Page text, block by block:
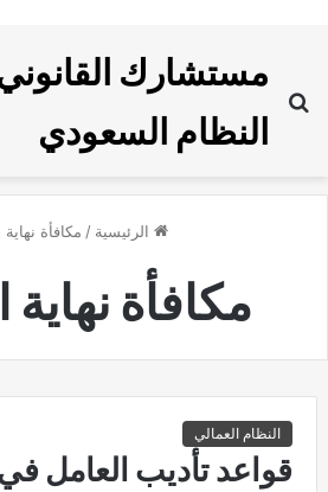
مستشارك
النظام السعودي
الرئيسية / مكافأة
مكافأة
النظام العمالي
قواعد تأديب العامل